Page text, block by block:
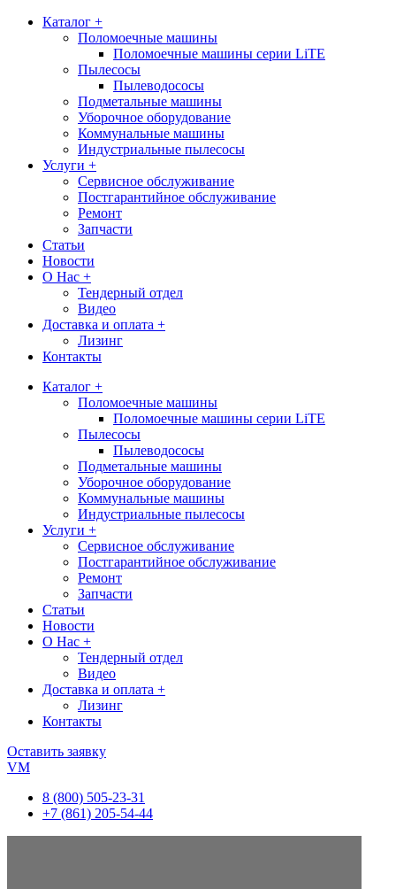
Каталог +
Поломоечные машины
Поломоечные машины серии LiTE
Пылесосы
Пылеводососы
Подметальные машины
Уборочное оборудование
Коммунальные машины
Индустриальные пылесосы
Услуги +
Сервисное обслуживание
Постгарантийное обслуживание
Ремонт
Запчасти
Статьи
Новости
О Нас +
Тендерный отдел
Видео
Доставка и оплата +
Лизинг
Контакты
Каталог +
Поломоечные машины
Поломоечные машины серии LiTE
Пылесосы
Пылеводососы
Подметальные машины
Уборочное оборудование
Коммунальные машины
Индустриальные пылесосы
Услуги +
Сервисное обслуживание
Постгарантийное обслуживание
Ремонт
Запчасти
Статьи
Новости
О Нас +
Тендерный отдел
Видео
Доставка и оплата +
Лизинг
Контакты
Оставить заявку
VM
8 (800) 505-23-31
+7 (861) 205-54-44